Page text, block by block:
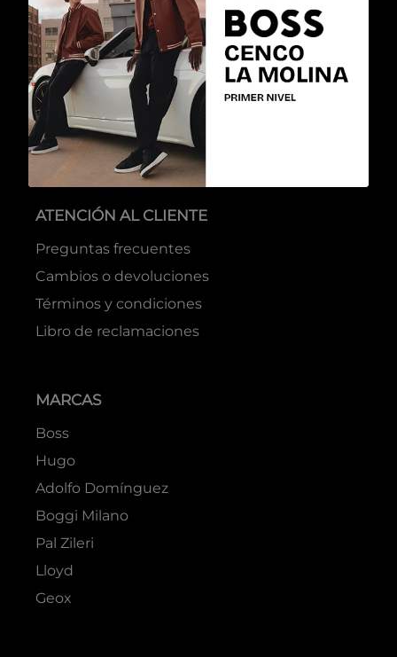
ATENCIÓN AL CLIENTE
Preguntas frecuentes
Cambios o devoluciones
Términos y condiciones
Libro de reclamaciones
MARCAS
Boss
Hugo
Adolfo Domínguez
Boggi Milano
Pal Zileri
Lloyd
Geox